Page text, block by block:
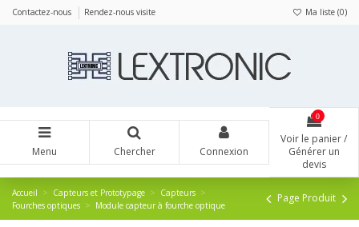
Contactez-nous Rendez-nous visite Ma liste (0)
Menu Chercher Connexion
0
Voir le panier /
Générer un
devis
Accueil Capteurs et Prototypage
Capteurs
Fourches optiques
Module capteur à fourche optique
Page Produit
Panneau de gestion des cookies